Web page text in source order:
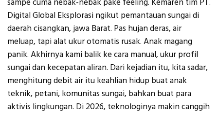
sampe cuma nebak-nebak pake feeling. Kemaren tim PT.
Digital Global Eksplorasi ngikut pemantauan sungai di
daerah cisangkan, jawa Barat. Pas hujan deras, air
meluap, tapi alat ukur otomatis rusak. Anak magang
panik. Akhirnya kami balik ke cara manual, ukur profil
sungai dan kecepatan aliran. Dari kejadian itu, kita sadar,
menghitung debit air itu keahlian hidup buat anak
teknik, petani, komunitas sungai, bahkan buat para
aktivis lingkungan. Di 2026, teknologinya makin canggih